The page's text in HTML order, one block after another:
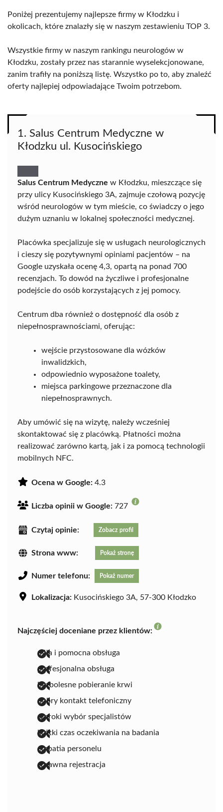
Poniżej prezentujemy najlepsze firmy w Kłodzku i
okolicach, które znalazły się w naszym zestawieniu TOP 3.
Wszystkie firmy w naszym rankingu neurologów w
Kłodzku, zostały przez nas starannie wyselekcjonowane,
zanim trafiły na poniższą listę. Wszystko po to, aby znaleźć
oferty najlepiej odpowiadające Twoim potrzebom.
1. Salus Centrum Medyczne w
Kłodzku ul. Kusocińskiego
Salus Centrum Medyczne w Kłodzku, mieszczące się
przy ulicy Kusocińskiego 3A, zajmuje czołową pozycję
wśród neurologów w tym mieście, co świadczy o jego
dużym uznaniu w lokalnej społeczności medycznej.
Placówka specjalizuje się w usługach neurologicznych
i cieszy się pozytywnymi opiniami pacjentów – na
Google uzyskała ocenę 4,3, opartą na ponad 700
recenzjach. To dowód na życzliwe i profesjonalne
podejście do osób korzystających z jej pomocy.
Centrum dba również o dostępność dla osób z
niepełnosprawnościami, oferując:
wejście przystosowane dla wózków
inwalidzkich,
odpowiednio wyposażone toalety,
miejsca parkingowe przeznaczone dla
niepełnosprawnych.
Aby umówić się na wizytę, należy wcześniej
skontaktować się z placówką. Płatności można
realizować zarówno kartą, jak i za pomocą technologii
mobilnych NFC.
Ocena w Google: 4.3
Liczba opinii w Google: 727
Czytaj opinie: Zobacz profil
Strona www: Pokaż stronę
Numer telefonu: Pokaż numer
Lokalizacja: Kusocińskiego 3A, 57-300 Kłodzko
Najczęściej doceniane przez klientów:
miła i pomocna obsługa
profesjonalna obsługa
bezbolesne pobieranie krwi
dobry kontakt telefoniczny
szeroki wybór specjalistów
krótki czas oczekiwania na badania
empatia personelu
sprawna rejestracja